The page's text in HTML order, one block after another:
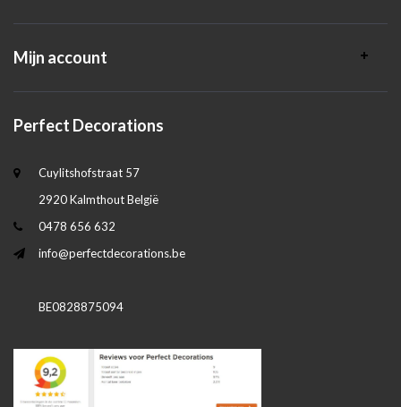
Mijn account
Perfect Decorations
Cuylitshofstraat 57
2920 Kalmthout België
0478 656 632
info@perfectdecorations.be
BE0828875094